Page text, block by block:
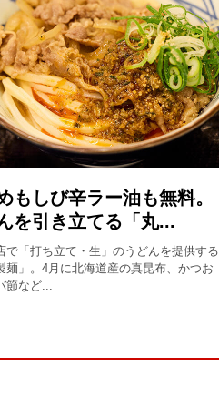
もしび辛ラー油も無料。
を引き立てる「丸...
で「打ち立て・生」のうどんを提供する
麺」。4月に北海道産の真昆布、かつお
節など...